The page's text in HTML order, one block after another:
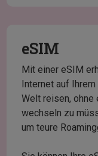
eSIM
Mit einer eSIM
Internet auf
Welt reisen,
wechseln zu
um teure